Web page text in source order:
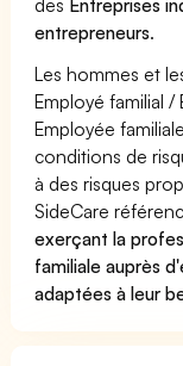
entrepreneurs.
Les hommes et
Employé familial /
Employée
conditions de
à des risques
SideCare
exerçant la
familiale auprès
adaptées à leur